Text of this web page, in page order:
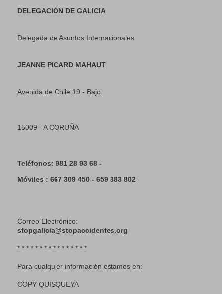
DELEGACIÓN DE GALICIA
Delegada de Asuntos Internacionales
JEANNE PICARD MAHAUT
Avenida de Chile 19 - Bajo
15009 - A CORUÑA
Teléfonos: 981 28 93 68 -
Móviles : 667 309 450 - 659 383 802
Correo Electrónico:
stopgalicia@stopaccidentes.org
* * * * * * * * * * * * * * * *
Para cualquier información estamos en:
COPY QUISQUEYA